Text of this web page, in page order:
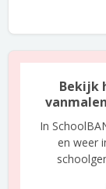
Bekijk
In
en weer